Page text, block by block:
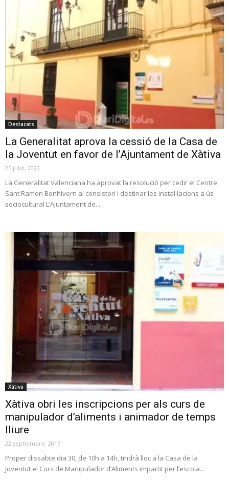
Destacats
La Generalitat aprova la cessió de la Casa de
la Joventut en favor de l’Ajuntament de Xàtiva
25 julio, 2020
La Generalitat Valenciana ha aprovat la resolució per cedir el Centre
Sant Ramon Bonhivern al consistori i destinar les instal·lacions a ús
sociocultural L’Ajuntament de...
Xàtiva
Xàtiva obri les inscripcions per als curs de
manipulador d’aliments i animador de temps
lliure
22 septiembre, 2017
Proper dissabte dia 30, de 10h a 14h, tindrà lloc a la Casa de la
Joventut el Curs de Manipulador d’Aliments impartit per l’escola...